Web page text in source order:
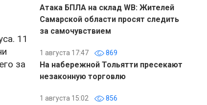
11
за
Атака БПЛА на склад WB: Жителей
Самарской области просят следить
за самочувствием
1 августа 17:47 869
На набережной Тольятти пресекают
незаконную торговлю
1 августа 15:02 856